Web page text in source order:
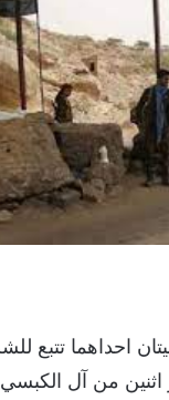
احداهما تتبع
اثنين من آل